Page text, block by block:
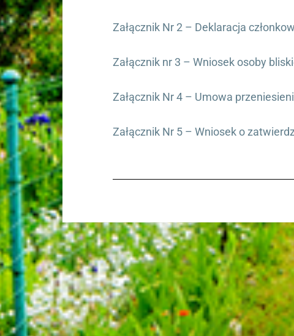
Załącznik Nr 2 – Deklaracja
Załącznik nr 3 – Wniosek osoby
Załącznik Nr 4 – Umowa
Załącznik Nr 5 – Wniosek o